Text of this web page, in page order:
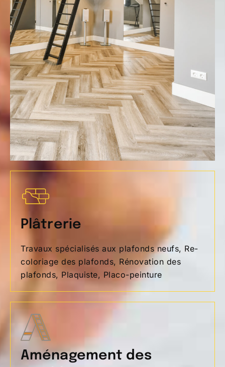
Plâtrerie
Travaux spécialisés aux plafonds neufs, Re-
coloriage des plafonds, Rénovation des
plafonds, Plaquiste, Placo-peinture
Aménagement des